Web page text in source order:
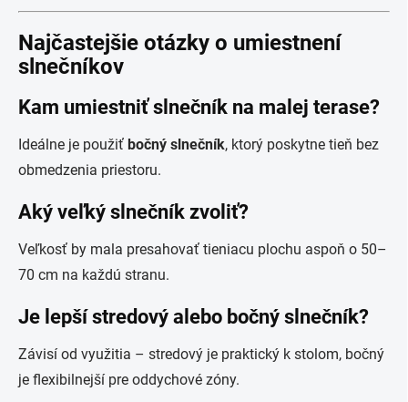
Najčastejšie otázky o umiestnení
slnečníkov
Kam umiestniť slnečník na malej terase?
Ideálne je použiť bočný slnečník, ktorý poskytne tieň bez
obmedzenia priestoru.
Aký veľký slnečník zvoliť?
Veľkosť by mala presahovať tieniacu plochu aspoň o 50–
70 cm na každú stranu.
Je lepší stredový alebo bočný slnečník?
Závisí od využitia – stredový je praktický k stolom, bočný
je flexibilnejší pre oddychové zóny.